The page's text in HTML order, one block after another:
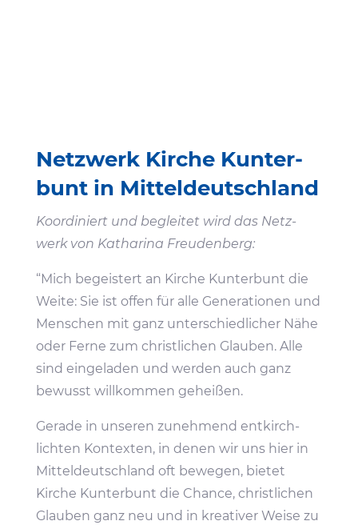
Netz­werk Kirche Kunter­
bunt in Mitteldeutschland
Koor­di­niert und begleitet wird das Netz­
werk von Katha­rina Freudenberg:
“Mich begeis­tert an Kirche Kunter­bunt die
Weite: Sie ist offen für alle Gene­ra­tionen und
Menschen mit ganz unter­schied­li­cher Nähe
oder Ferne zum christ­li­chen Glauben. Alle
sind einge­laden und werden auch ganz
bewusst will­kommen geheißen.
Gerade in unseren zuneh­mend entkirch­
lichten Kontexten, in denen wir uns hier in
Mittel­deutsch­land oft bewegen, bietet
Kirche Kunter­bunt die Chance, christ­li­chen
Glauben ganz neu und in krea­tiver Weise zu